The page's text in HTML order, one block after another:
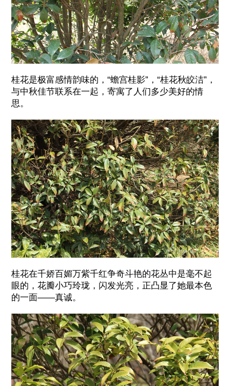
桂花是极富感情韵味的，“蟾宫桂影”，“桂花秋皎洁”，
与中秋佳节联系在一起，寄寓了人们多少美好的情
思。
桂花在千娇百媚万紫千红争奇斗艳的花丛中是毫不起
眼的，花瓣小巧玲珑，闪发光亮，正凸显了她最本色
的一面——真诚。